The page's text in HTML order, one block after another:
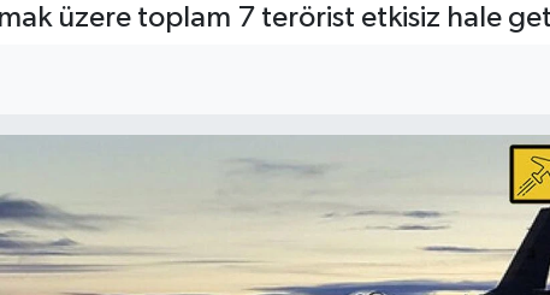
üzere toplam 7 terörist etkisiz hale